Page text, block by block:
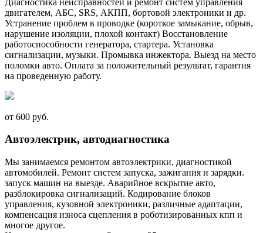
двигателем, АБС, SRS, АКПП, бортовой электроники и др.
Устранение проблем в проводке (короткое замыкание, обрыв,
нарушение изоляции, плохой контакт) Восстановление
работоспособности генератора, стартера. Установка
сигнализации, музыки. Промывка инжектора. Выезд на место
поломки авто. Оплата за положительный результат, гарантия
на проведенную работу.
от 600 руб.
Автоэлектрик, автодиагностика
Мы занимаемся ремонтом автоэлектрики, диагностикой
автомобилей. Ремонт систем запуска, зажигания и зарядки.
запуск машин на выезде. Аварийное вскрытие авто,
разблокировка сигнализаций. Кодирование блоков
управления, кузовной электроники, различные адаптации,
компенсация износа сцепления в роботизированных кпп и
многое другое.